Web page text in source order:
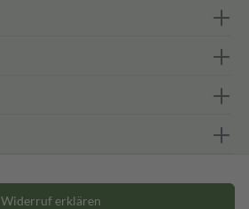
Widerruf erklären